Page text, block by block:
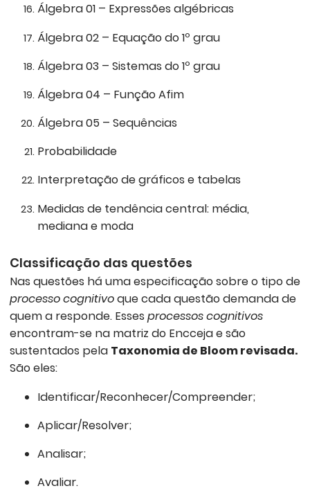
Álgebra 01 – Expressões algébricas
Álgebra 02 – Equação do 1º grau
Álgebra 03 – Sistemas do 1º grau
Álgebra 04 – Função Afim
Álgebra 05 – Sequências
Probabilidade
Interpretação de gráficos e tabelas
Medidas de tendência central: média,
mediana e moda
Classificação das questões
Nas questões há uma especificação sobre o tipo de
processo cognitivoque cada questão demanda de
quem a responde. Esses processos cognitivos
encontram-se na matriz do Encceja e são
sustentados pela Taxonomia de Bloom revisada.
São eles:
Identificar/Reconhecer/Compreender;
Aplicar/Resolver;
Analisar;
Avaliar.